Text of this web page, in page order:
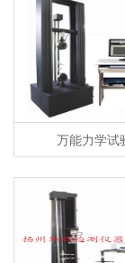
万能力学试